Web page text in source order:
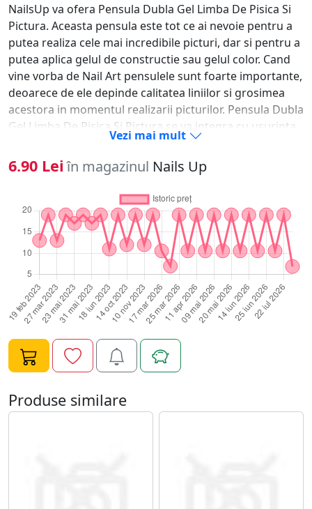
NailsUp va ofera Pensula Dubla Gel Limba De Pisica Si
Pictura. Aceasta pensula este tot ce ai nevoie pentru a
putea realiza cele mai incredibile picturi, dar si pentru a
putea aplica gelul de constructie sau gelul color. Cand
vine vorba de Nail Art pensulele sunt foarte importante,
deoarece de ele depinde calitatea liniilor si grosimea
acestora in momentul realizarii picturilor. Pensula Dubla
Gel Limba De Pisica Si Pictura se va integra cu usurinta
in mediul tau de lucru, perii acestora sunt moi si te vor
ajuta sa aplici cantitatea dorita de produs, astfel incat
sa nu incarci unghia. Poti realiza picturi, modele si
desene unice. Pensula Dubla Gel Limba De Pisica Si
Pictura este perfecta pentru o manichuira
reusita.Capatul de pensula pentru pictura este de 11
mm Capatul de pensula Gel Limba De Pisica este de 7.9
mm
Vezi mai mult
6.90 Lei în magazinul Nails Up
Produse similare